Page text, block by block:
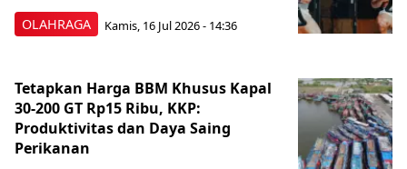
OLAHRAGA Kamis, 16 Jul 2026 - 14:36
Tetapkan Harga BBM Khusus Kapal
30-200 GT Rp15 Ribu, KKP:
Produktivitas dan Daya Saing
Perikanan